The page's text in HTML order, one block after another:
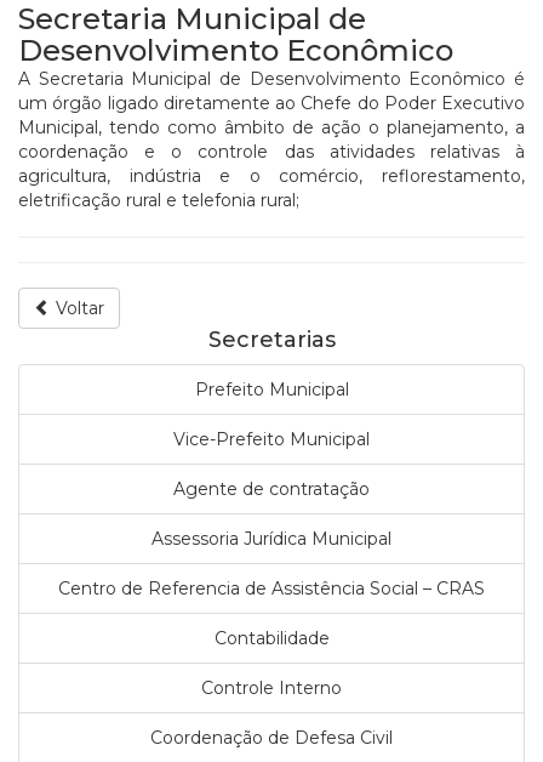
Secretaria Municipal de
Desenvolvimento Econômico
A Secretaria Municipal de Desenvolvimento Econômico é
um órgão ligado diretamente ao Chefe do Poder Executivo
Municipal, tendo como âmbito de ação o planejamento, a
coordenação e o controle das atividades relativas à
agricultura, indústria e o comércio, reflorestamento,
eletrificação rural e telefonia rural;
Voltar
Secretarias
Prefeito Municipal
Vice-Prefeito Municipal
Agente de contratação
Assessoria Jurídica Municipal
Centro de Referencia de Assistência Social – CRAS
Contabilidade
Controle Interno
Coordenação de Defesa Civil